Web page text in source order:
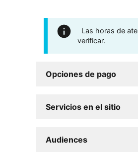
Las horas de
verificar.
Opciones de pago
Servicios en el sitio
Audiences